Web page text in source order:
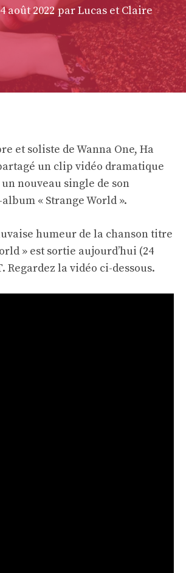
août 2022 par Lucas et Claire
et soliste de Wanna One, Ha
un clip vidéo dramatique
un nouveau single de son
« Strange World ».
humeur de la chanson titre
» est sortie aujourd’hui (24
Regardez la vidéo ci-dessous.